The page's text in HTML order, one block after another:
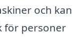
och kan
för personer